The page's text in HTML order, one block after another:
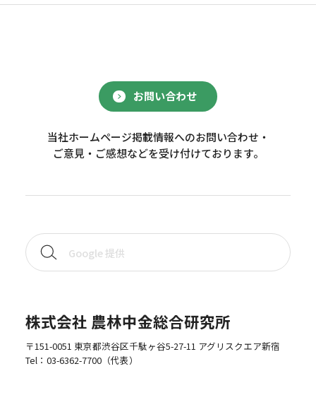
お問い合わせ
当社ホームページ掲載情報へのお問い合わせ・
ご意見・ご感想などを受け付けております。
株式会社 農林中金総合研究所
〒151-0051 東京都渋谷区千駄ヶ谷5-27-11 アグリスクエア新宿
Tel： 03-6362-7700（代表）